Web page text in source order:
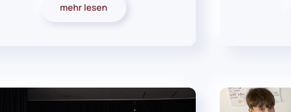
mehr lesen